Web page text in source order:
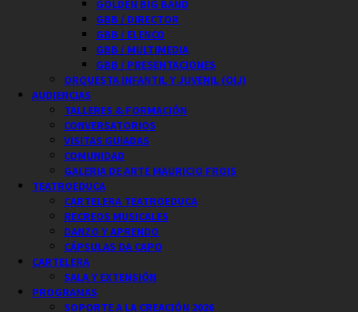
GOLDEN BIG BAND
GBB / DIRECTOR
GBB / ELENCO
GBB / MULTIMEDIA
GBB / PRESENTACIONES
ORQUESTA INFANTIL Y JUVENIL (OIJ)
AUDIENCIAS
TALLERES & FORMACIÓN
CONVERSATORIOS
VISITAS GUIADAS
COMUNIDAD
GALERIA DE ARTE MAURICIO FROIS
TEATROEDUCA
CARTELERA TEATROEDUCA
RECREOS MUSICALES
DANZO Y APRENDO
CÁPSULAS DA CAPO
CARTELERA
SALA Y EXTENSIÓN
PROGRAMAS
SOPORTE A LA CREACIÓN 2026